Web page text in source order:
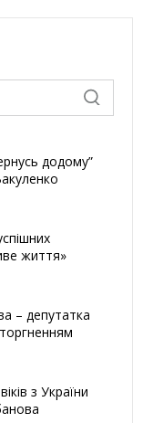
додому”
життя»
– депутатка
з України